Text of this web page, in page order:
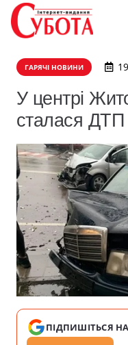
ГАРЯЧІ НОВИНИ
У центрі
сталася ДТП
ПІДПИШІТЬСЯ НА